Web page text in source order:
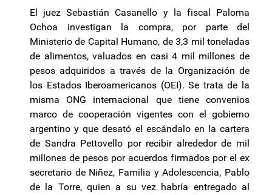
El juez Sebastián Casanello y la fiscal Paloma
Ochoa investigan la compra, por parte del
Ministerio de Capital Humano, de 3,3 mil toneladas
de alimentos, valuados en casi 4 mil millones de
pesos adquiridos a través de la Organización de
los Estados Iberoamericanos (OEI). Se trata de la
misma ONG internacional que tiene convenios
marco de cooperación vigentes con el gobierno
argentino y que desató el escándalo en la cartera
de Sandra Pettovello por recibir alrededor de mil
millones de pesos por acuerdos firmados por el ex
secretario de Niñez, Familia y Adolescencia, Pablo
de la Torre, quien a su vez habría entregado al